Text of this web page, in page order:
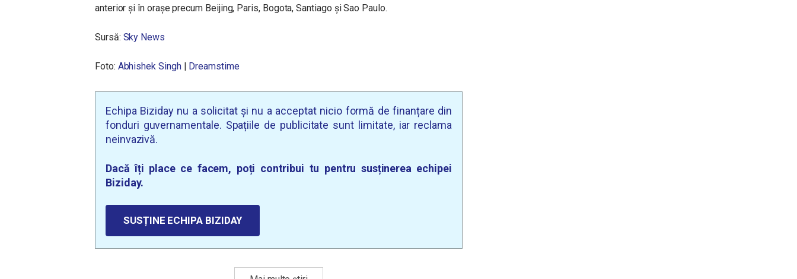
anterior și în orașe precum Beijing, Paris, Bogota, Santiago și Sao Paulo.
Sursă: Sky News
Foto: Abhishek Singh | Dreamstime
Echipa Biziday nu a solicitat și nu a acceptat nicio formă de finanțare din
fonduri guvernamentale. Spațiile de publicitate sunt limitate, iar reclama
neinvazivă.
Dacă îți place ce facem, poți contribui tu pentru susținerea echipei
Biziday.
SUSȚINE ECHIPA BIZIDAY